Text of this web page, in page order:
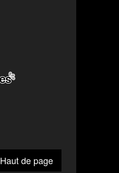
Haut de page